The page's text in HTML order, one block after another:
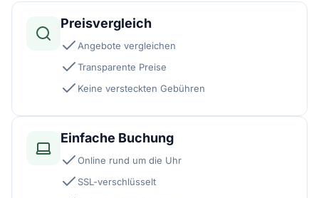
Preisvergleich
Angebote vergleichen
Transparente Preise
Keine versteckten Gebühren
Einfache Buchung
Online rund um die Uhr
SSL-verschlüsselt